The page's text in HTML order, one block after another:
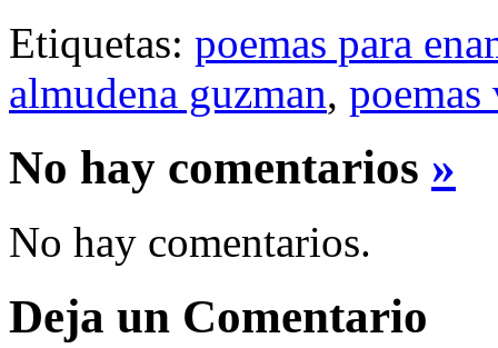
Etiquetas: poemas para
almudena guzman,
No hay comentarios »
No hay comentarios.
Deja un Comentario